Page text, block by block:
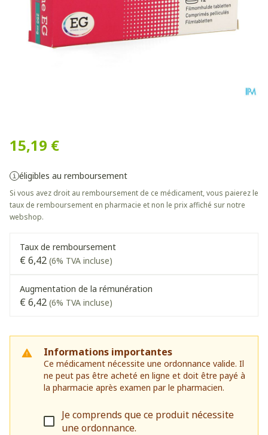
15,19 €
éligibles au remboursement
Si vous avez droit au remboursement de ce médicament, vous paierez le
taux de remboursement en pharmacie et non le prix affiché sur notre
webshop.
Taux de remboursement
€ 6,42 (6% TVA incluse)
Augmentation de la rémunération
€ 6,42 (6% TVA incluse)
Informations importantes
Ce médicament nécessite une ordonnance valide. Il
ne peut pas être acheté en ligne et doit être payé à
la pharmacie après examen par le pharmacien.
Je comprends que ce produit nécessite
une ordonnance.